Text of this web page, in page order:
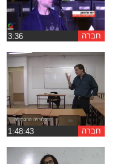
חברה
חברה